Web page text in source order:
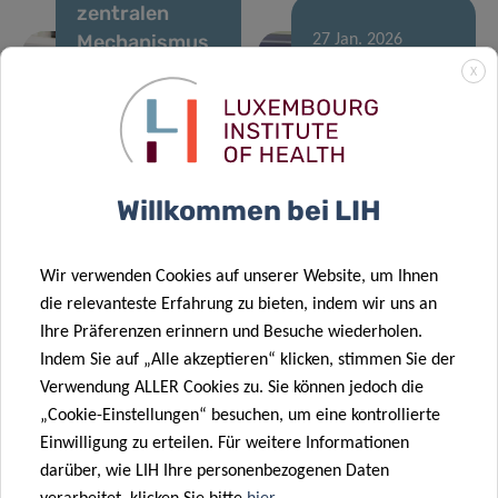
zentralen
Mechanismus
Therapieresistenz
bei akuter
myeloischer
27 Jan. 2026
Aktion für
personalisierte
Krebsmedizin
Renommierte
europäische
Förderung für
Krebsforscher
in Luxemburg
Priming und
Umstrukturierung
der
Immunlandschaft
bei
Hirntumoren
23 Okt. 2025
LIH-
X
Willkommen bei LIH
Wir verwenden Cookies auf unserer Website, um Ihnen
die relevanteste Erfahrung zu bieten, indem wir uns an
Ihre Präferenzen erinnern und Besuche wiederholen.
Indem Sie auf „Alle akzeptieren“ klicken, stimmen Sie der
Verwendung ALLER Cookies zu. Sie können jedoch die
„Cookie-Einstellungen“ besuchen, um eine kontrollierte
Einwilligung zu erteilen. Für weitere Informationen
darüber, wie LIH Ihre personenbezogenen Daten